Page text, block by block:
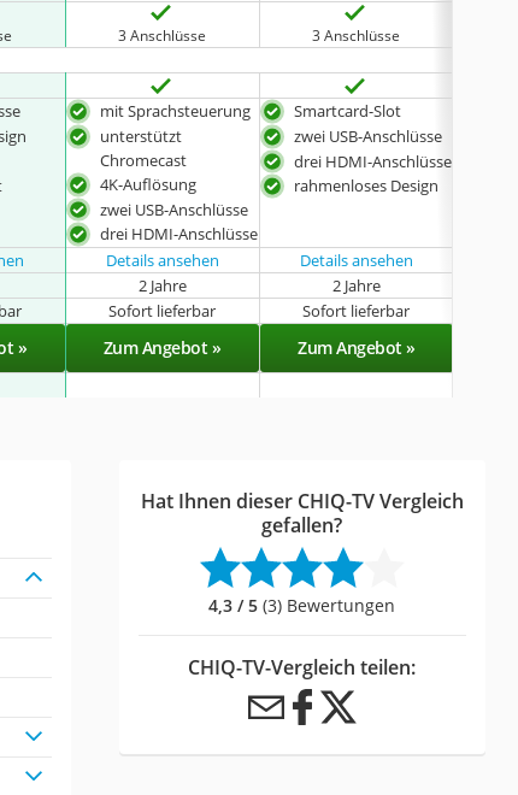
3 Anschlüsse 3 Anschlüsse
mit Sprachsteuerung
unterstützt
Chromecast
4K-Auflösung
zwei USB-Anschlüsse
drei HDMI-Anschlüsse
Smartcard-Slot
zwei USB-Anschlüsse
drei HDMI-Anschlüsse
rahmenloses Design
Details ansehen
Details ansehen
2 Jahre
2 Jahre
Sofort lieferbar Sofort lieferbar
» Zum Angebot » Zum Angebot »
Hat Ihnen dieser CHIQ-TV Vergleich
gefallen?
4,3 / 5 (3) Bewertungen
CHIQ-TV-Vergleich teilen: